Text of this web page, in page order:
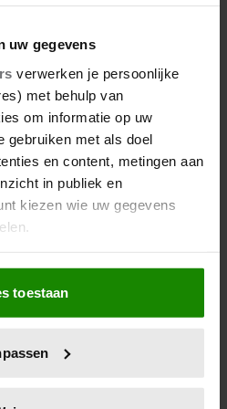
uw gegevens
verwerken je persoonlijke
met behulp van
om informatie op uw
gebruiken met als doel
en content, metingen aan
in publiek en
kiezen wie uw gegevens
ook graag:
over uw geografische
meter nauwkeurig kan zijn
eigenschappen (fingerprinting)
toestaan
ademen. Het maakt
Ik wil die man.’
voor Married at
Patricia: dit is
van haar dochter